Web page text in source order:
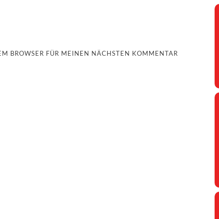
BROWSER FÜR MEINEN NÄCHSTEN KOMMENTAR